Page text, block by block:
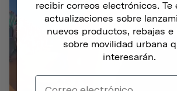
recibir correos electrónicos. Te
actualizaciones sobre
nuevos productos, rebajas e
sobre movilidad urbana
interesarán.